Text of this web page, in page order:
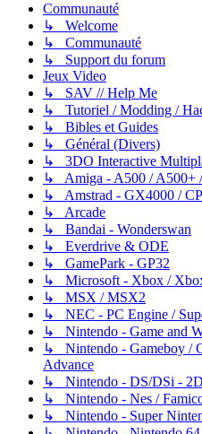
Communauté
↳ Welcome
↳ Communauté
↳ Support du forum
Jeux Video
↳ SAV // Help Me
↳ Tutoriel / Modding /
↳ Bibles et Guides
↳ Général (Divers)
↳ 3DO Interactive
↳ Amiga - A500 / A500+
↳ Amstrad - GX4000 /
↳ Arcade
↳ Bandai - Wonderswan
↳ Everdrive & ODE
↳ GamePark - GP32
↳ Microsoft - Xbox /
↳ MSX / MSX2
↳ NEC - PC Engine /
↳ Nintendo - Game and
↳ Nintendo - Gameboy /
Advance
↳ Nintendo - DS/DSi -
↳ Nintendo - Nes /
↳ Nintendo - Super